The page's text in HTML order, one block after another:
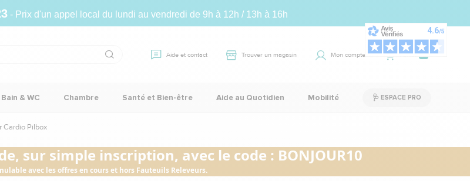
- Prix d'un appel local du lundi au vendredi de 9h à 12h / 13h à 16h
Aide et contact Trouver un magasin Mon compte Panier 0
Bain & WC Chambre Santé et Bien-être Aide au Quotidien Mobilité 🩺 ESPACE PRO
Cardio Pilbox
sur simple inscription, avec le code : BONJOUR10
avec les offres en cours et hors Fauteuils Releveurs.